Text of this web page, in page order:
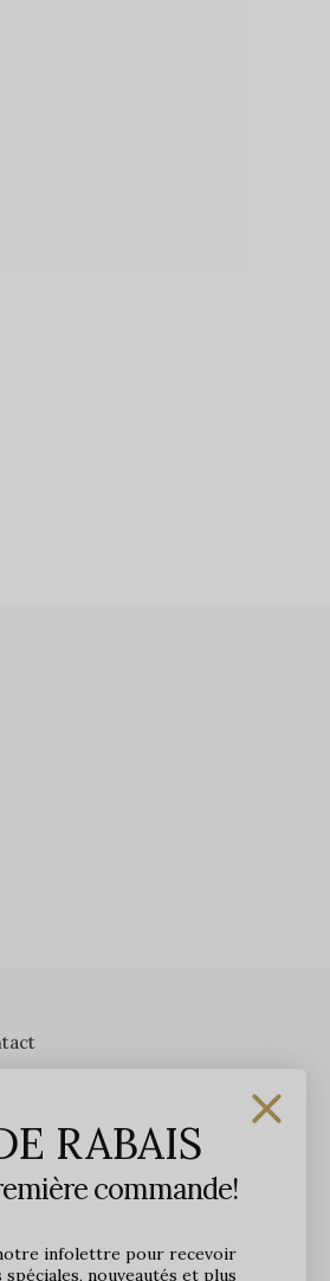
avenue Jules-Verne, Local 103
2R1, Québec, Canada
9h - 17h
9h - 17h
RABAIS
commande!
infolettre pour recevoir
nouveautés et plus